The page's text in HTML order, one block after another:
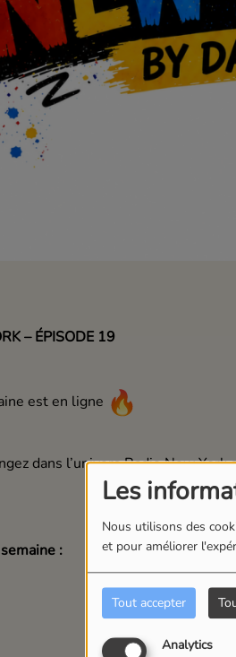
Les
Nous utilisons des
et pour améliorer
Tout accepter
Analytics
– ÉPISODE 19
est en ligne
dans l’univers Radio New
: